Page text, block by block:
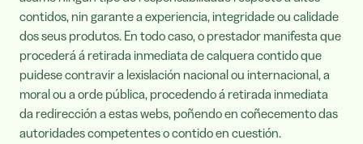
contidos, nin garante a experiencia, integridade ou calidade
dos seus produtos. En todo caso, o prestador manifesta que
procederá á retirada inmediata de calquera contido que
puidese contravir a lexislación nacional ou internacional, a
moral ou a orde pública, procedendo á retirada inmediata
da redirección a estas webs, poñendo en coñecemento das
autoridades competentes o contido en cuestión.